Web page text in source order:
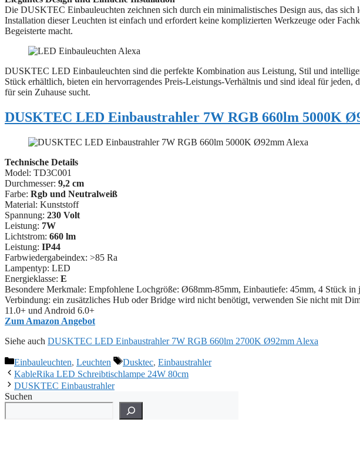
Die DUSKTEC Einbauleuchten zeichnen sich durch ein minimalistisches Design aus, das
Installation dieser Leuchten ist einfach und erfordert keine komplizierten Werkzeuge oder
Begeisterte macht.
DUSKTEC LED Einbauleuchten sind die perfekte Kombination aus Leistung, Stil und
Stück erhältlich, bieten ein hervorragendes Preis-Leistungs-Verhältnis und sind ideal für jeden,
für sein Zuhause sucht.
DUSKTEC LED Einbaustrahler 7W RGB 660lm 5000K
Technische Details
Model: ‎TD3C001
Durchmesser: 9,2 cm
Farbe: Rgb und Neutralweiß
Material: ‎Kunststoff
Spannung: 230 Volt
Leistung: 7W
Lichtstrom: 660 lm
Leistung: IP44
Farbwiedergabeindex: >85 Ra
Lampentyp: LED
Energieklasse: E
Besondere Merkmale: Empfohlene Lochgröße: Ø68mm-85mm, Einbautiefe: 45mm, 4 Stück
Verbindung: ein zusätzliches Hub oder Bridge wird nicht benötigt, verwenden Sie nicht mit
11.0+ und Android 6.0+
Zum Amazon Angebot
Siehe auch DUSKTEC LED Einbaustrahler 7W RGB 660lm 2700K Ø92mm Alexa
Kategorien
Einbauleuchten, Leuchten Schlagwörter
Dusktec, Einbaustrahler
KableRika LED Schreibtischlampe 24W 80cm
DUSKTEC Einbaustrahler
Suchen